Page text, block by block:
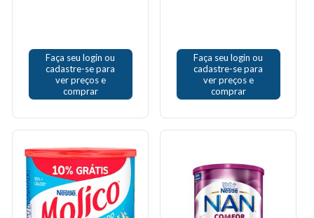
Faça seu login ou
cadastre-se para
ver preços e
comprar
Faça seu login ou
cadastre-se para
ver preços e
comprar